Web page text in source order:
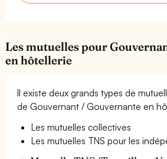
Les mutuelles pour
en hôtellerie
Il existe deux grands types de
de Gouvernant / Gouvernante en
Les mutuelles collectives
Les mutuelles TNS pour les